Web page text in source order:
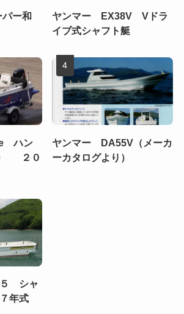
ー和
ヤンマー EX38V Vドラ
イブ式シャフト艇
ハン
０ ２０
ヤンマー DA55V（メーカ
ーカタログより）
シャ
年式